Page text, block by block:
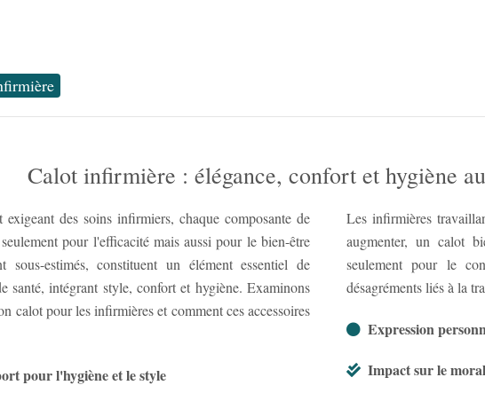
Calot infirmière : élégance, confort et hygiène
des soins infirmiers, chaque composante de
pour l'efficacité mais aussi pour le bien-être
estimés, constituent un élément essentiel de
santé, intégrant style, confort et hygiène. Examinons
calot pour les infirmières et comment ces accessoires
pour l'hygiène et le style
Les infirmières
augmenter, un calot
seulement pour le
désagréments liés à la
Expression
Impact sur le moral